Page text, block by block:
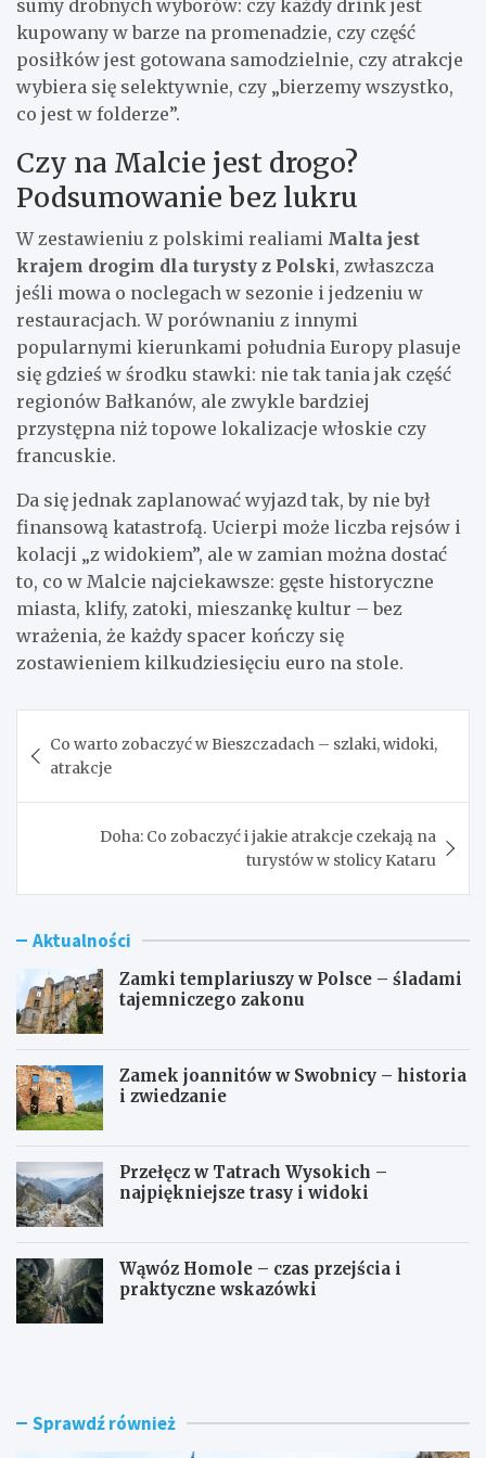
sumy drobnych wyborów: czy każdy drink jest
kupowany w barze na promenadzie, czy część
posiłków jest gotowana samodzielnie, czy atrakcje
wybiera się selektywnie, czy „bierzemy wszystko,
co jest w folderze”.
Czy na Malcie jest drogo?
Podsumowanie bez lukru
W zestawieniu z polskimi realiami Malta jest
krajem drogim dla turysty z Polski, zwłaszcza
jeśli mowa o noclegach w sezonie i jedzeniu w
restauracjach. W porównaniu z innymi
popularnymi kierunkami południa Europy plasuje
się gdzieś w środku stawki: nie tak tania jak część
regionów Bałkanów, ale zwykle bardziej
przystępna niż topowe lokalizacje włoskie czy
francuskie.
Da się jednak zaplanować wyjazd tak, by nie był
finansową katastrofą. Ucierpi może liczba rejsów i
kolacji „z widokiem”, ale w zamian można dostać
to, co w Malcie najciekawsze: gęste historyczne
miasta, klify, zatoki, mieszankę kultur – bez
wrażenia, że każdy spacer kończy się
zostawieniem kilkudziesięciu euro na stole.
wpisu
Co warto zobaczyć w Bieszczadach – szlaki, widoki,
atrakcje
Doha: Co zobaczyć i jakie atrakcje czekają na
turystów w stolicy Kataru
Aktualności
Zamki templariuszy w Polsce – śladami
tajemniczego zakonu
Zamek joannitów w Swobnicy – historia
i zwiedzanie
Przełęcz w Tatrach Wysokich –
najpiękniejsze trasy i widoki
Wąwóz Homole – czas przejścia i
praktyczne wskazówki
Z
t
Z
j Sprawdź również